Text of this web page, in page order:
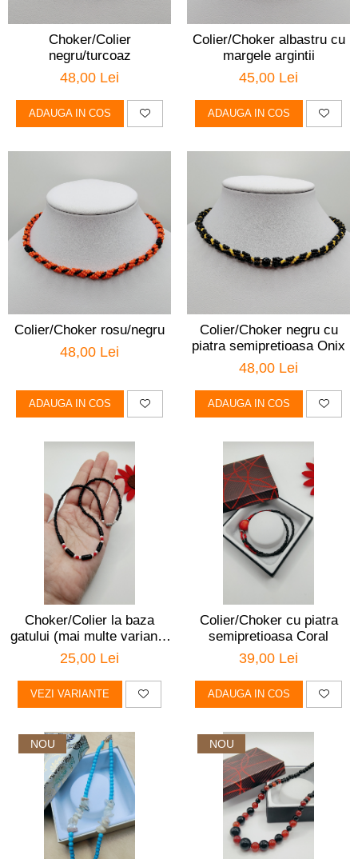
Choker/Colier
negru/turcoaz
48,00 Lei
ADAUGA IN COS
Colier/Choker albastru cu
margele argintii
45,00 Lei
ADAUGA IN COS
Colier/Choker rosu/negru
48,00 Lei
ADAUGA IN COS
Colier/Choker negru cu
piatra semipretioasa Onix
48,00 Lei
ADAUGA IN COS
Choker/Colier la baza
gatului (mai multe variante
de culoare)
25,00 Lei
VEZI VARIANTE
Colier/Choker cu piatra
semipretioasa Coral
39,00 Lei
ADAUGA IN COS
NOU NOU